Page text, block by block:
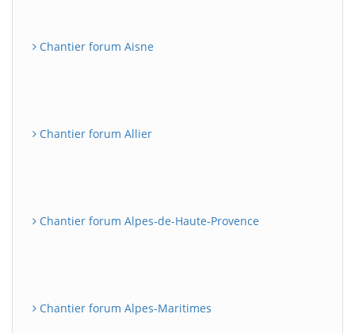
Chantier forum Aisne
Chantier forum Allier
Chantier forum Alpes-de-Haute-Provence
Chantier forum Alpes-Maritimes